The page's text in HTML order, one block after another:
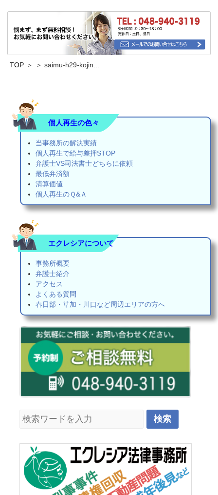
TOP saimu-h29-kojin...
個人再生の色々
当事務所の解決実績
個人再生で給与差押STOP
弁護士VS司法書士どちらに依頼
最低弁済額
清算価値
個人再生のＱ&Ａ
エクレシアについて
事務所概要
弁護士紹介
アクセス
よくある質問
春日部・草加・川口など周辺エリアの方へ